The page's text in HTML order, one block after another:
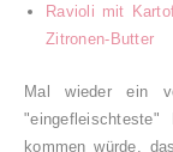
Ravioli mit
Zitronen-Butter
Mal wieder ein
kommen würde,